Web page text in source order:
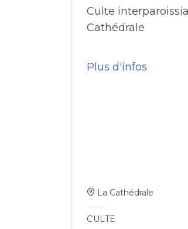
Culte
Cathédrale
Plus d'infos
La Cathédrale
CULTE